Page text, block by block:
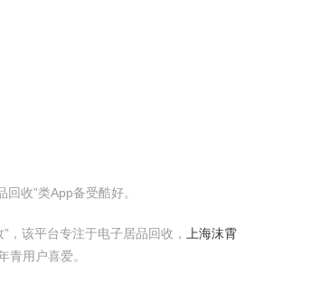
收”类App备受酷好。
，该平台专注于电子居品回收，
上海沫霄
青用户喜爱。